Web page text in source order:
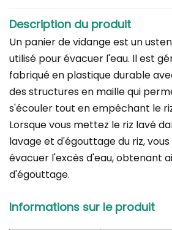
Description du produit
Un panier de vidange est un
utilisé pour évacuer l'eau. Il est
fabriqué en plastique durable
des structures en maille qui
s'écouler tout en empêchant le
Lorsque vous mettez le riz lavé
lavage et d'égouttage du riz,
évacuer l'excès d'eau, obtenant
d'égouttage.
Informations sur le produit